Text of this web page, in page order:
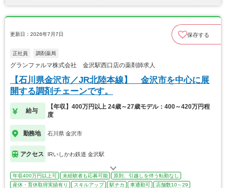
更新日：2026年7月7日 保存する
正社員 調剤薬局
グランファルマ株式会社 金沢駅西口店の薬剤師求人
【石川県金沢市／JR北陸本線】 金沢市を中心に展
開する調剤チェーンです。
給与
【年収】400万円以上 24歳～27歳モデル：400～420万円程
度
勤務地 石川県 金沢市
アクセス IRいしかわ鉄道 金沢駅
年収400万円以上可 未経験者も応募可能
原則、引越しを伴う転勤なし
産休・育休取得実績有り
スキルアップ 駅チカ 車通勤可
店舗数10～29